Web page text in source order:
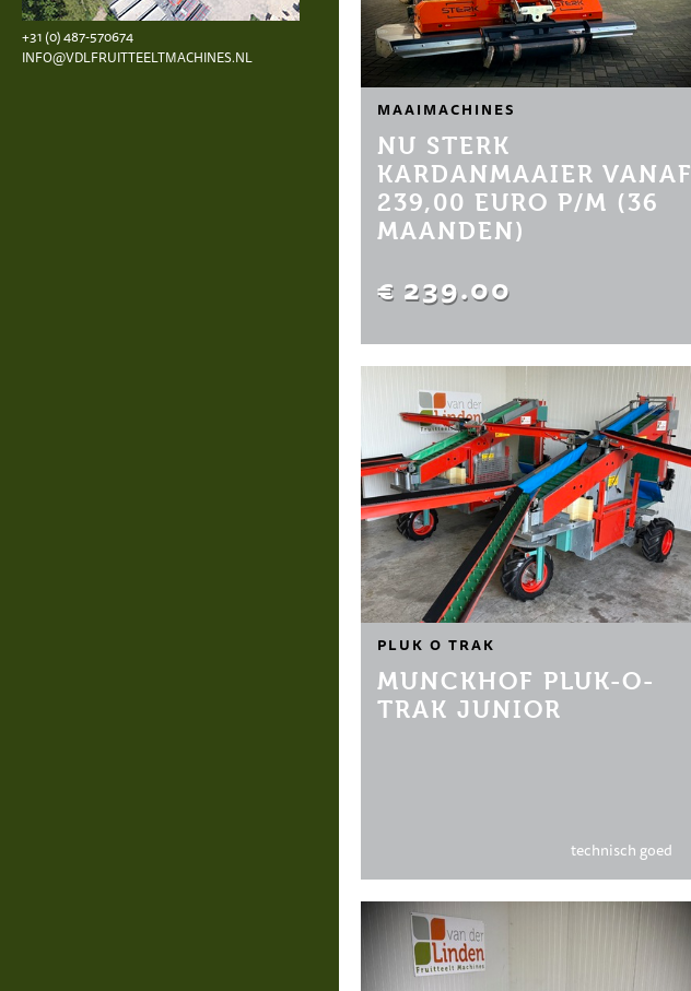
+31 (0) 487-570674
INFO@VDLFRUITTEELTMACHINES.NL
MAAIMACHINES
NU STERK
KARDANMAAIER VANAF
239,00 EURO P/M (36
MAANDEN)
€ 239.00
PLUK O TRAK
MUNCKHOF PLUK-O-
TRAK JUNIOR
technisch goed